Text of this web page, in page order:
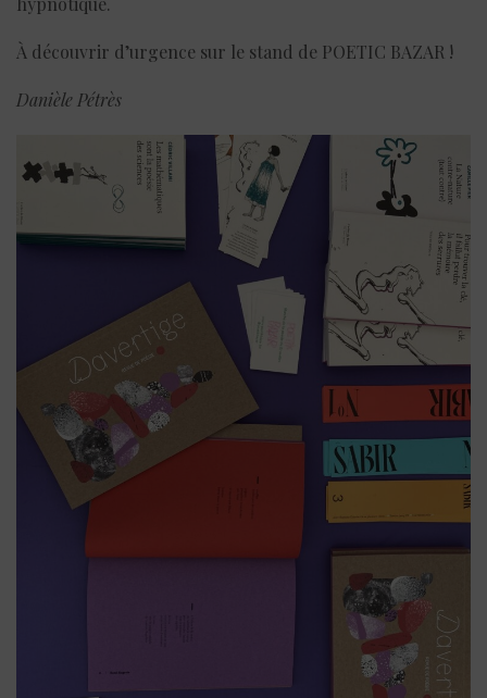
À découvrir d’urgence sur le stand de POETIC BAZAR !
Danièle Pétrès